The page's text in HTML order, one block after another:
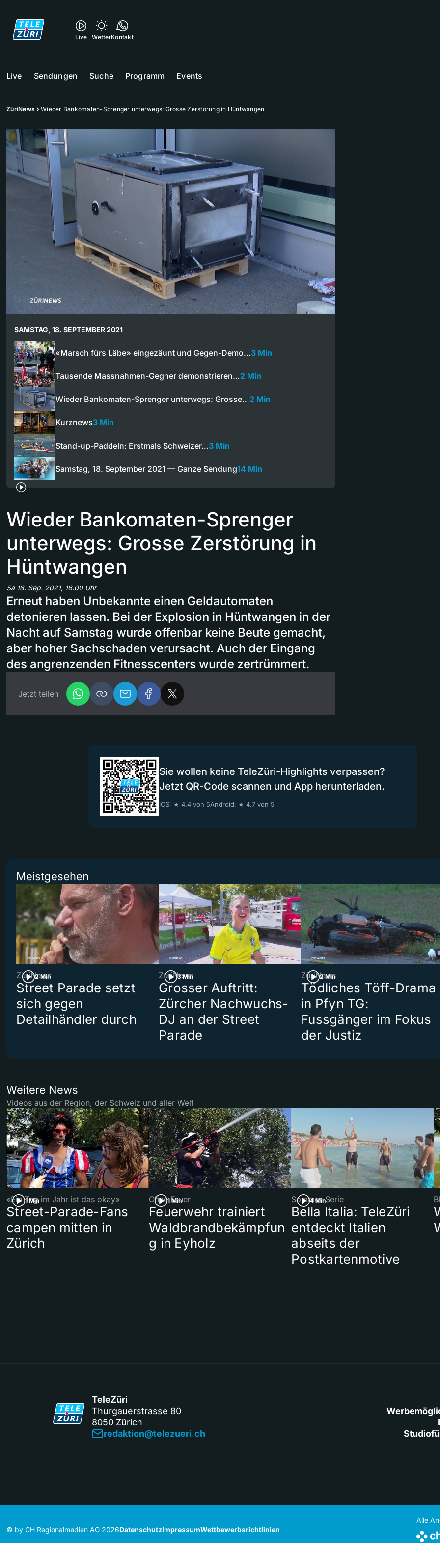
Live WetterKontakt
Live Sendungen Suche Programm Events
ZüriNews Wieder Bankomaten-Sprenger unterwegs: Grosse Zerstörung in Hüntwangen
SAMSTAG, 18. SEPTEMBER 2021
«Marsch fürs Läbe» eingezäunt und Gegen-Demo…3 Min
Tausende Massnahmen-Gegner demonstrieren…2 Min
Wieder Bankomaten-Sprenger unterwegs: Grosse…2 Min
Kurznews3 Min
Stand-up-Paddeln: Erstmals Schweizer…3 Min
Samstag, 18. September 2021 — Ganze Sendung14 Min
Wieder Bankomaten-Sprenger
unterwegs: Grosse Zerstörung in
Hüntwangen
Sa 18. Sep. 2021, 16.00 Uhr
Erneut haben Unbekannte einen Geldautomaten
detonieren lassen. Bei der Explosion in Hüntwangen in der
Nacht auf Samstag wurde offenbar keine Beute gemacht,
aber hoher Sachschaden verursacht. Auch der Eingang
des angrenzenden Fitnesscenters wurde zertrümmert.
Jetzt teilen
Sie wollen keine TeleZüri-Highlights verpassen?
Jetzt QR-Code scannen und App herunterladen.
iOS: ★ 4.4 von 5Android: ★ 4.7 von 5
Meistgesehen
2 Min
ZüriNews
Street Parade setzt
sich gegen
Detailhändler durch
3 Min
ZüriNews
Grosser Auftritt:
Zürcher Nachwuchs-
DJ an der Street
Parade
2 Min
ZüriNews
Tödliches Töff-Drama
in Pfyn TG:
Fussgänger im Fokus
der Justiz
Weitere News
Videos aus der Region, der Schweiz und aller Welt
1 Min
«Ein Tag im Jahr ist das okay»
Street-Parade-Fans
campen mitten in
Zürich
1 Min
Ohne Feuer
Feuerwehr trainiert
Waldbrandbekämpfun
g in Eyholz
4 Min
Sommer-Serie
Bella Italia: TeleZüri
entdeckt Italien
abseits der
Postkartenmotive
TeleZüri
Thurgauerstrasse 80
8050 Zürich
redaktion@telezueri.ch
© by CH Regionalmedien AG 2026DatenschutzImpressumWettbewerbsrichtlinien
Alle